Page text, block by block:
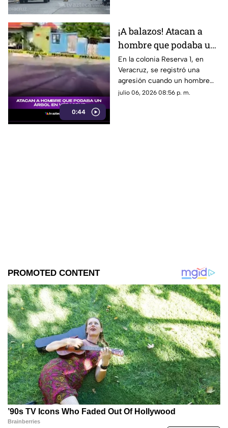
0:44
¡A balazos! Atacan a
hombre que podaba un
árbol en Veracruz; esto
se sabe
En la colonia Reserva 1, en
Veracruz, se registró una
agresión cuando un hombre
podaba un árbol. Aquí te
julio 06, 2026 08:56 p. m.